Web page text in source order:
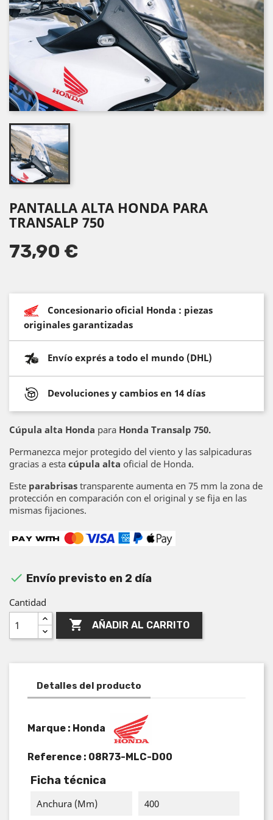
PANTALLA ALTA HONDA PARA
TRANSALP 750
73,90 €
Concesionario oficial Honda : piezas
originales garantizadas
Envío exprés a todo el mundo (DHL)
Devoluciones y cambios en 14 días
Cúpula alta Honda para Honda Transalp 750.
Permanezca mejor protegido del viento y las salpicaduras
gracias a esta cúpula alta oficial de Honda.
Este parabrisas transparente aumenta en 75 mm la zona de
protección en comparación con el original y se fija en las
mismas fijaciones.
 Envío previsto en 2 día
Cantidad
 AÑADIR AL CARRITO
Detalles del producto
Marque : Honda
Reference : 08R73-MLC-D00
Ficha técnica
Anchura (mm) 400